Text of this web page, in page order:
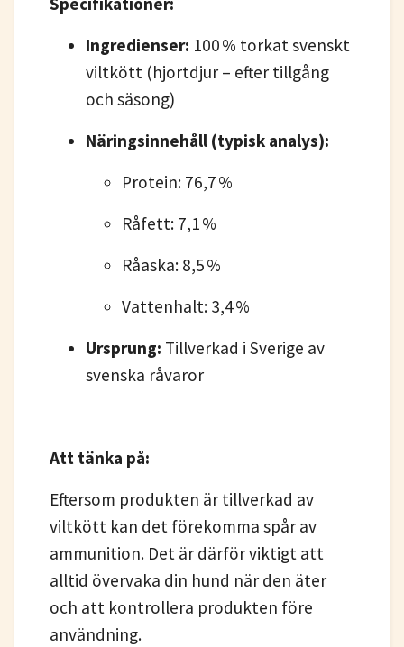
Ingredienser: 100 % torkat svenskt
viltkött (hjortdjur – efter tillgång
och säsong)
Näringsinnehåll (typisk analys):
Protein: 76,7 %
Råfett: 7,1 %
Råaska: 8,5 %
Vattenhalt: 3,4 %
Ursprung: Tillverkad i Sverige av
svenska råvaror
Att tänka på:
Eftersom produkten är tillverkad av
viltkött kan det förekomma spår av
ammunition. Det är därför viktigt att
alltid övervaka din hund när den äter
och att kontrollera produkten före
användning.